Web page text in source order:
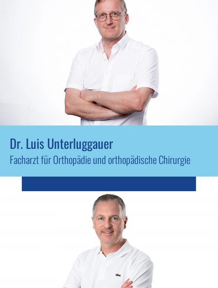
Dr. Luis Unterluggauer
Facharzt für Orthopädie und orthopädische Chirurgie